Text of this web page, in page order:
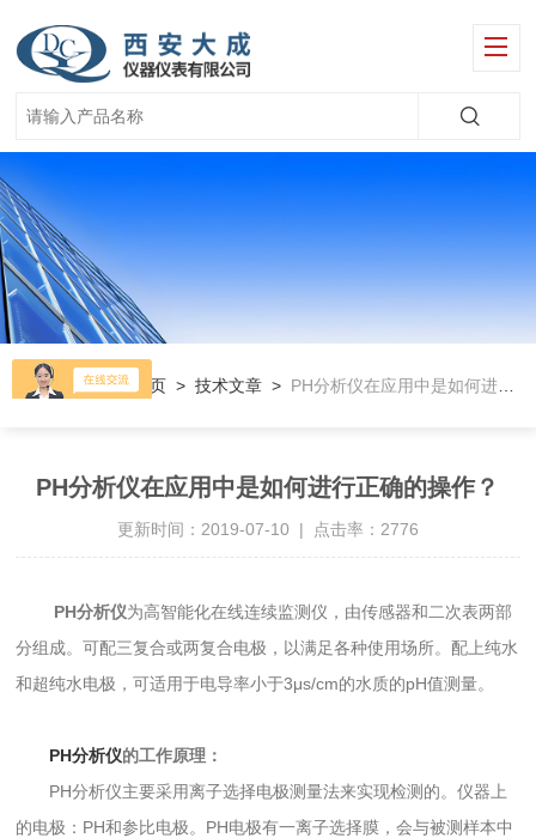
当前位置： 首页 >技术文章 > PH分析仪在应用中是如何进行正确的操作？
PH分析仪在应用中是如何进行正确的操作？
更新时间：2019-07-10 | 点击率：2776
PH分析仪为高智能化在线连续监测仪，由传感器和二次表两部
分组成。可配三复合或两复合电极，以满足各种使用场所。配上纯水
和超纯水电极，可适用于电导率小于3μs/cm的水质的pH值测量。
PH分析仪的工作原理：
PH分析仪主要采用离子选择电极测量法来实现检测的。仪器上
的电极：PH和参比电极。PH电极有一离子选择膜，会与被测样本中